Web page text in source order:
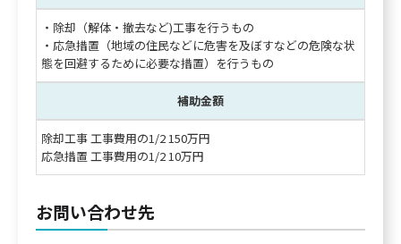
・除却（解体・撤去など)工事を行うもの
・応急措置（地域の住民などに危害を及ぼすなどの危険な状
態を回避するために必要な措置）を行うもの
補助金額
除却工事 工事費用の1/2 150万円
応急措置 工事費用の1/2 10万円
お問い合わせ先